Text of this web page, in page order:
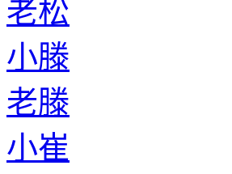
老松
小滕
老滕
小崔